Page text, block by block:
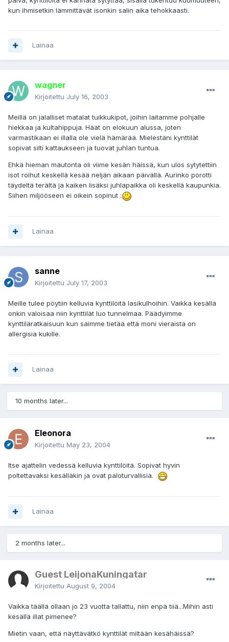
kun ihmisetkin lämmittävät isonkin salin aika tehokkaasti.
Lainaa
wagner
Kirjoitettu July 16, 2003
Meillä on jalalliset matalat tuikkukipot, joihin laitamme pohjalle
hiekkaa ja kultahippuja. Häät on elokuun alussa, joten
varmastikaan ei illalla ole vielä hämärää. Mielestäni kynttilät
sopivat silti kattaukseen ja tuovat juhlan tuntua.
Ehkä hieman mautonta oli viime kesän häissä, kun ulos sytytettiin
isot roihut keskellä kesää neljän aikaan päivällä. Aurinko porotti
täydeltä terältä ja kaiken lisäksi juhlapaikka oli keskellä kaupunkia.
Siihen miljööseen ei oikein sopinut :
Lainaa
sanne
Kirjoitettu July 17, 2003
Meille tulee pöytiin kelluvia kynttilöitä lasikulhoihin. Vaikka kesällä
onkin valoisaa niin kynttilät luo tunnelmaa. Päädyimme
kynttiläratkaisuun kun saimme tietää että moni vieraista on
allergisia kukille.
Lainaa
10 months later...
Eleonora
Kirjoitettu May 23, 2004
Itse ajattelin vedessä kelluvia kynttilöitä. Sopivat hyvin
poltettavaksi kesälläkin ja ovat paloturvallisia.
Lainaa
2 months later...
Guest LeijonaKuningatar
Kirjoitettu August 9, 2004
Vaikka täällä ollaan jo 23 vuotta tallattu, niin enpä tiiä...Mihin asti
kesällä illat pimenee?
Mietin vaan, että näyttävätkö kynttilät miltään kesähäissä?